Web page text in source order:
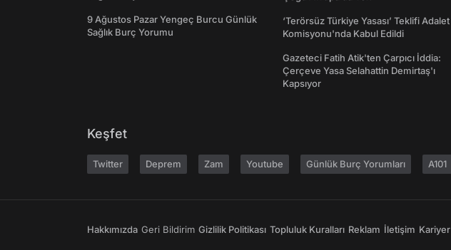
9 Ağustos Pazar Yengeç Burcu Günlük
Sağlık Burç Yorumu
‘Terörsüz Türkiye Yasası’ Teklifi Adalet
Komisyonu'nda Kabul Edildi
Gazeteci Fatih Atik'ten Çarpıcı İddia:
Çerçeve Yasa Selahattin Demirtaş'ı
Kapsıyor
Keşfet
Twitter Deprem Zam Youtube Günlük Burç Yorumları A101
Hakkımızda Geri Bildirim Gizlilik Politikası Topluluk Kuralları Reklam İletişim Kariyer